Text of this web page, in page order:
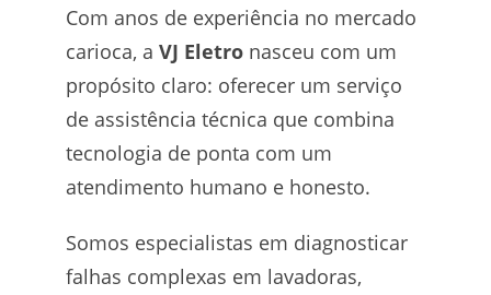
Com anos de experiência no mercado
carioca, a VJ Eletro nasceu com um
propósito claro: oferecer um serviço
de assistência técnica que combina
tecnologia de ponta com um
atendimento humano e honesto.
Somos especialistas em diagnosticar
falhas complexas em lavadoras,